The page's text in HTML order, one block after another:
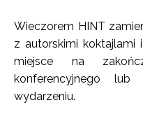
Wieczorem HINT
z autorskimi koktajlami
miejsce na
konferencyjnego
wydarzeniu.